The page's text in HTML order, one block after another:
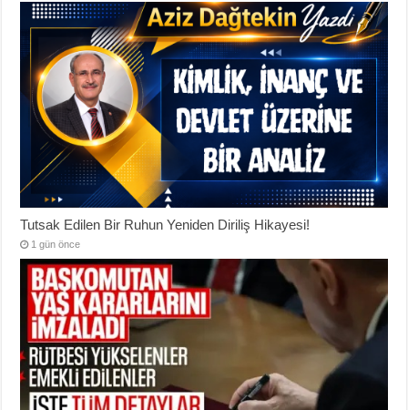
Tutsak Edilen Bir Ruhun Yeniden Diriliş Hikayesi!
1 gün önce